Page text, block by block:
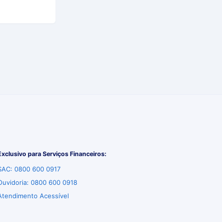
para Serviços Financeiros:
0800 600 0917
0800 600 0918
Acessível